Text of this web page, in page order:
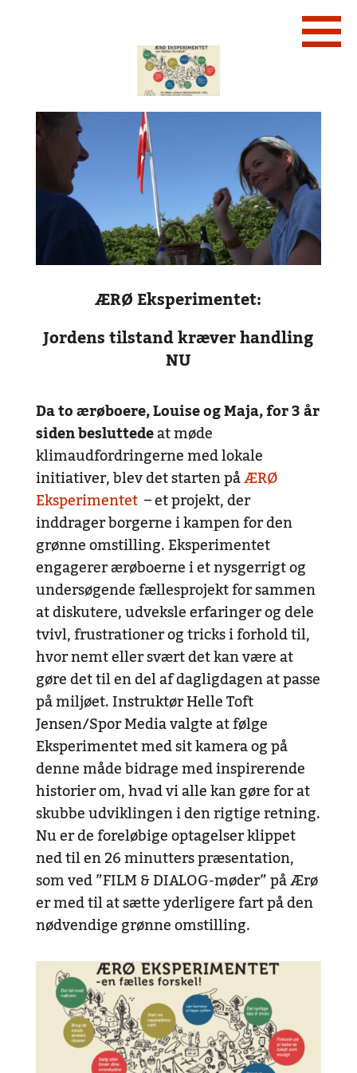
ÆRØ Eksperimentet:
Jordens tilstand kræver handling
NU
Da to ærøboere, Louise og Maja, for 3 år
siden besluttedeat møde
klimaudfordringerne med lokale
initiativer, blev det starten påÆRØ
Eksperimentet– et projekt, der
inddrager borgerne i kampen for den
grønne omstilling.Eksperimentet
engagerer ærøboerne i et nysgerrigt og
undersøgende fællesprojekt for sammen
at diskutere, udveksle erfaringer og dele
tvivl, frustrationer og tricks i forhold til,
hvor nemt eller svært det kan være at
gøre det til en del af dagligdagen at passe
på miljøet.Instruktør Helle Toft
Jensen/Spor Media valgte at følge
Eksperimentet med sit kamera og på
denne måde bidrage med inspirerende
historier om, hvad vi alle kan gøre for at
skubbe udviklingen i den rigtige retning.
Nu er de foreløbige optagelser klippet
ned til en 26 minutters præsentation,
som ved ”FILM & DIALOG-møder” på Ærø
er med til at sætte yderligere fart på den
nødvendige grønne omstilling.